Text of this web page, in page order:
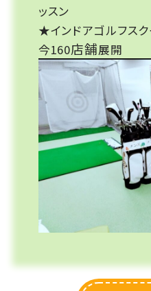
ッスン
★インドアゴルフス
今160店舗展開